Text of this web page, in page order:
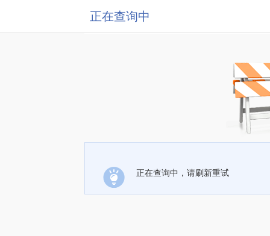
正在查询中
正在查询中，请刷新重试